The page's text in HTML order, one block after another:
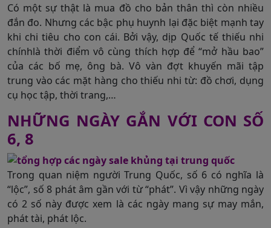
Có một sự thật là mua đồ cho bản thân thì còn nhiều
đắn đo. Nhưng các bậc phụ huynh lại đặc biệt mạnh tay
khi chi tiêu cho con cái. Bởi vậy, dịp Quốc tế thiếu nhi
chínhlà thời điểm vô cùng thích hợp để “mở hầu bao”
của các bố mẹ, ông bà. Vô vàn đợt khuyến mãi tập
trung vào các mặt hàng cho thiếu nhi từ: đồ chơi, dụng
cụ học tập, thời trang,…
NHỮNG NGÀY GẮN VỚI CON SỐ
6, 8
Trong quan niệm người Trung Quốc, số 6 có nghĩa là
“lộc”, số 8 phát âm gần với từ “phát”. Vì vậy những ngày
có 2 số này được xem là các ngày mang sự may mắn,
phát tài, phát lộc.